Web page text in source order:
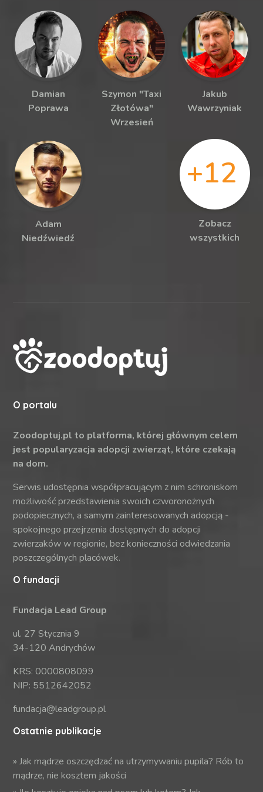
Damian
Poprawa
Szymon "Taxi
Złotówa"
Wrzesień
Jakub
Wawrzyniak
Adam
Niedźwiedź
+12
Zobacz
wszystkich
O portalu
Zoodoptuj.pl to platforma, której głównym celem
jest popularyzacja adopcji zwierząt, które czekają
na dom.
Serwis udostępnia współpracującym z nim schroniskom
możliwość przedstawienia swoich czworonożnych
podopiecznych, a samym zainteresowanych adopcją -
spokojnego przejrzenia dostępnych do adopcji
zwierzaków w regionie, bez konieczności odwiedzania
poszczególnych placówek.
O fundacji
Fundacja Lead Group
ul. 27 Stycznia 9
34-120 Andrychów
KRS: 0000808099
NIP: 5512642052
fundacja@leadgroup.pl
Ostatnie publikacje
»Jak mądrze oszczędzać na utrzymywaniu pupila? Rób to
mądrze, nie kosztem jakości